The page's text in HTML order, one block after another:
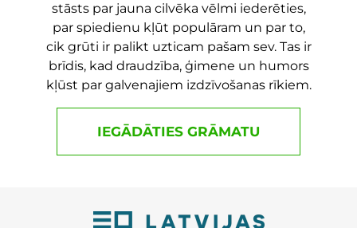
stāsts par jauna cilvēka vēlmi iederēties,
par spiedienu kļūt populāram un par to,
cik grūti ir palikt uzticam pašam sev. Tas ir
brīdis, kad draudzība, ģimene un humors
kļūst par galvenajiem izdzīvošanas rīkiem.
IEGĀDĀTIES GRĀMATU